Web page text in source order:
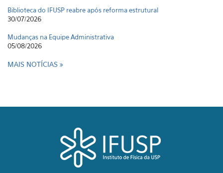
Biblioteca do IFUSP reabre após reforma estrutural
30/07/2026
Mudanças na Equipe Administrativa
05/08/2026
MAIS NOTÍCIAS